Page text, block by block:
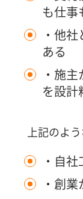
も仕事
・他
ある
・施
を設計
上記のよ
・自
・創